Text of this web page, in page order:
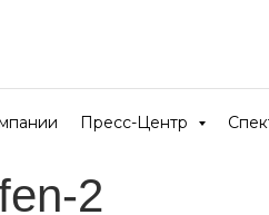
Пресс-Центр
2